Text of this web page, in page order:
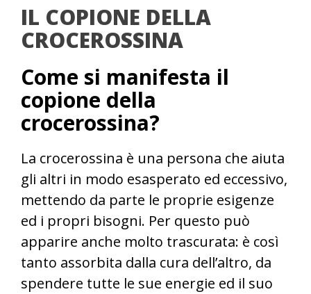
IL COPIONE DELLA
CROCEROSSINA
Come si manifesta il
copione della
crocerossina?
La crocerossina è una persona che aiuta
gli altri in modo esasperato ed eccessivo,
mettendo da parte le proprie esigenze
ed i propri bisogni. Per questo può
apparire anche molto trascurata: è così
tanto assorbita dalla cura dell’altro, da
spendere tutte le sue energie ed il suo